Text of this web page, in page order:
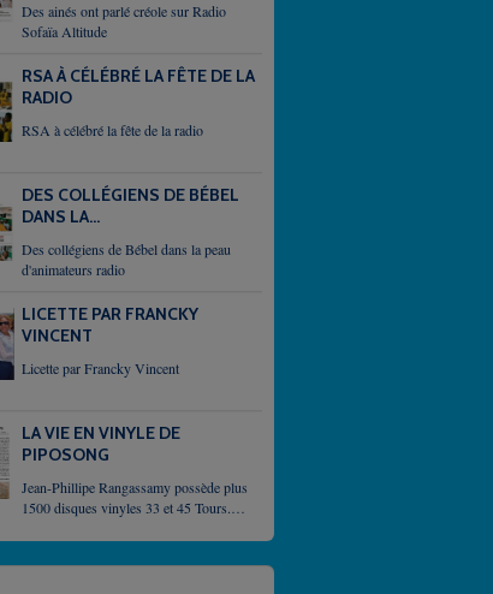
Des ainés ont parlé créole sur Radio
Sofaïa Altitude
RSA À CÉLÉBRÉ LA FÊTE DE LA
RADIO
RSA à célébré la fête de la radio
DES COLLÉGIENS DE BÉBEL
DANS LA...
Des collégiens de Bébel dans la peau
d'animateurs radio
LICETTE PAR FRANCKY
VINCENT
Licette par Francky Vincent
LA VIE EN VINYLE DE
PIPOSONG
Jean-Phillipe Rangassamy possède plus
1500 disques vinyles 33 et 45 Tours. Il
grace, parfois, à des...